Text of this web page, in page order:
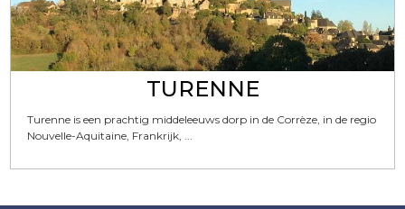
TURENNE
Turenne is een prachtig middeleeuws dorp in de Corrèze, in de regio
Nouvelle-Aquitaine, Frankrijk, ...